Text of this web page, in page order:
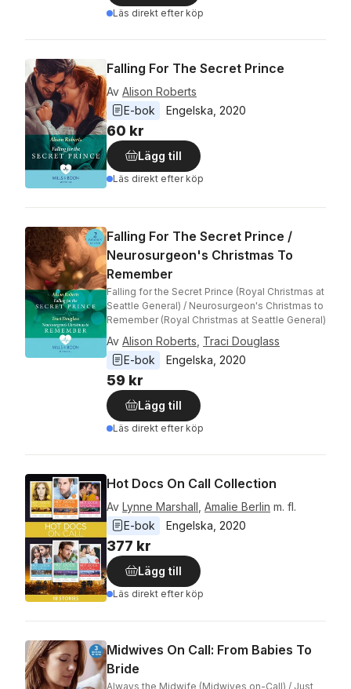
Läs direkt efter köp
Falling For The Secret Prince
Av Alison Roberts
E-bok
Engelska 2020
60 kr
Lägg till
Läs direkt efter köp
Falling For The Secret Prince /
Neurosurgeon's Christmas To
Remember
Falling for the Secret Prince (Royal Christmas at
Seattle General) / Neurosurgeon's Christmas to
Remember (Royal Christmas at Seattle General)
Av Alison Roberts, Traci Douglass
E-bok
Engelska, 2020
59 kr
Lägg till
Läs direkt efter köp
Hot Docs On Call Collection
Av Lynne Marshall, Amalie Berlin m. fl.
E-bok
Engelska, 2020
377 kr
Lägg till
Läs direkt efter köp
Midwives On Call: From Babies To
Bride
Always the Midwife (Midwives on-Call) / Just